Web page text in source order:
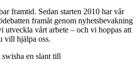
framtid. Sedan starten 2010 har vår
framåt genom nyhetsbevakning
utveckla vårt arbete – och vi hoppas att
vill hjälpa oss.
swisha en slant till